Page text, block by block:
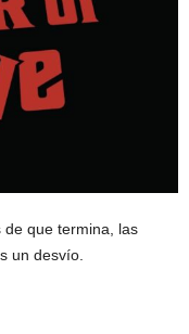
de que termina, las
un desvío.